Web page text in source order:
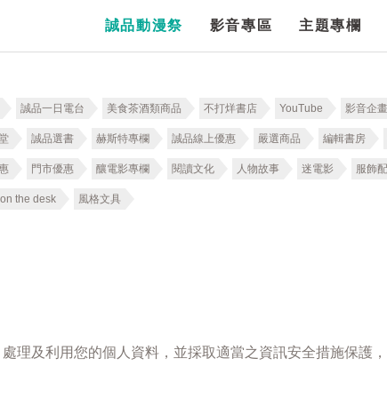
誠品動漫祭 影音專區 主題專欄
誠品一日電台 美食茶酒類商品 不打烊書店 YouTube 影音企畫
誠品選書 赫斯特專欄 誠品線上優惠 嚴選商品 編輯書房
門市優惠 釀電影專欄 閱讀文化 人物故事 迷電影 服飾
the desk 風格文具
處理及利用您的個人資料，並採取適當之資訊安全措施保護